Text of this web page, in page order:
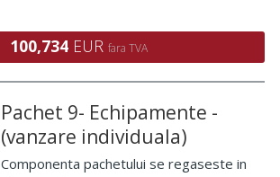
100,734 EUR fara TVA
Pachet 9- Echipamente -
(vanzare individuala)
Componenta pachetului se regaseste in